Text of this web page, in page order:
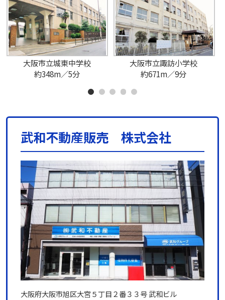
大阪市立城東中学校
約348m／5分
大阪市立諏訪小学校
約671m／9分
武和不動産販売 株式会社
大阪府大阪市旭区大宮５丁目２番３３号 武和ビル